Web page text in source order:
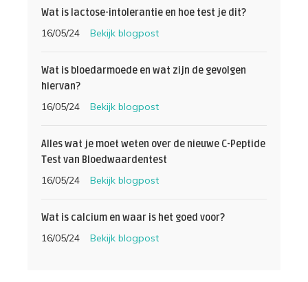
Wat is lactose-intolerantie en hoe test je dit?
16/05/24 Bekijk blogpost
Wat is bloedarmoede en wat zijn de gevolgen
hiervan?
16/05/24 Bekijk blogpost
Alles wat je moet weten over de nieuwe C-Peptide
Test van Bloedwaardentest
16/05/24 Bekijk blogpost
Wat is calcium en waar is het goed voor?
16/05/24 Bekijk blogpost